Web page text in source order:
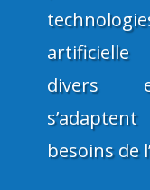
artificielle
divers
besoins de